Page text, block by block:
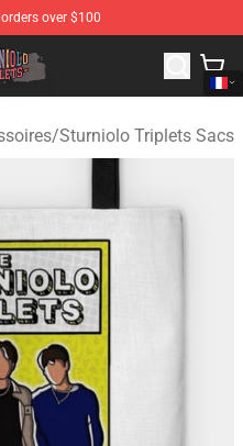
over $100
Sturniolo Triplets
/Sturniolo Triplets Sacs